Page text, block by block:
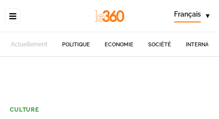
Français ▾
Actuellement POLITIQUE ECONOMIE SOCIÉTÉ
CULTURE